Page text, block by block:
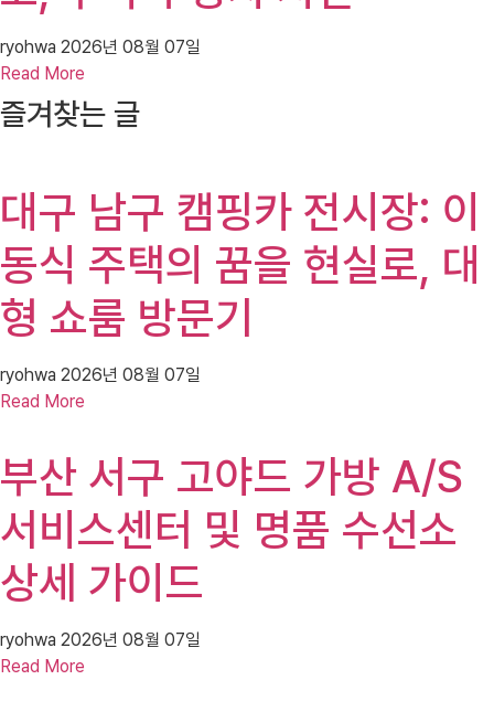
ryohwa 2026년 08월 07일
Read More
즐겨찾는 글
대구 남구 캠핑카 전시장: 이
동식 주택의 꿈을 현실로, 대
형 쇼룸 방문기
ryohwa 2026년 08월 07일
Read More
부산 서구 고야드 가방 A/S
서비스센터 및 명품 수선소
상세 가이드
ryohwa 2026년 08월 07일
Read More